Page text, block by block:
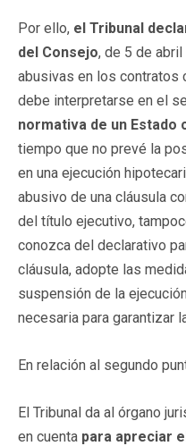
Por ello, el Tribunal
del Consejo, de 5 de
abusivas en los contratos
debe interpretarse en el
normativa de un Estado
tiempo que no prevé la
en una ejecución
abusivo de una cláusula
del título ejecutivo,
conozca del declarativo
cláusula, adopte las
suspensión de la
necesaria para garantizar
En relación al segundo
El Tribunal da al órgano
en cuenta para apreciar